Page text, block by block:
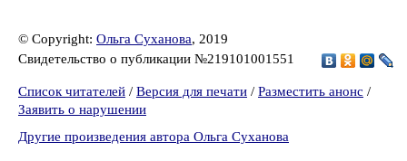
© Copyright: Ольга Суханова, 2019
Свидетельство о публикации №219101001551
Список читателей / Версия для печати / Разместить анонс /
Заявить о нарушении
Другие произведения автора Ольга Суханова